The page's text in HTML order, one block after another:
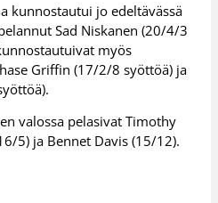
kunnostautui jo edeltävässä
Sad Niskanen (20/4/3
myös
Griffin (17/2/8 syöttöä) ja
valossa pelasivat Timothy
5) ja Bennet Davis (15/12).